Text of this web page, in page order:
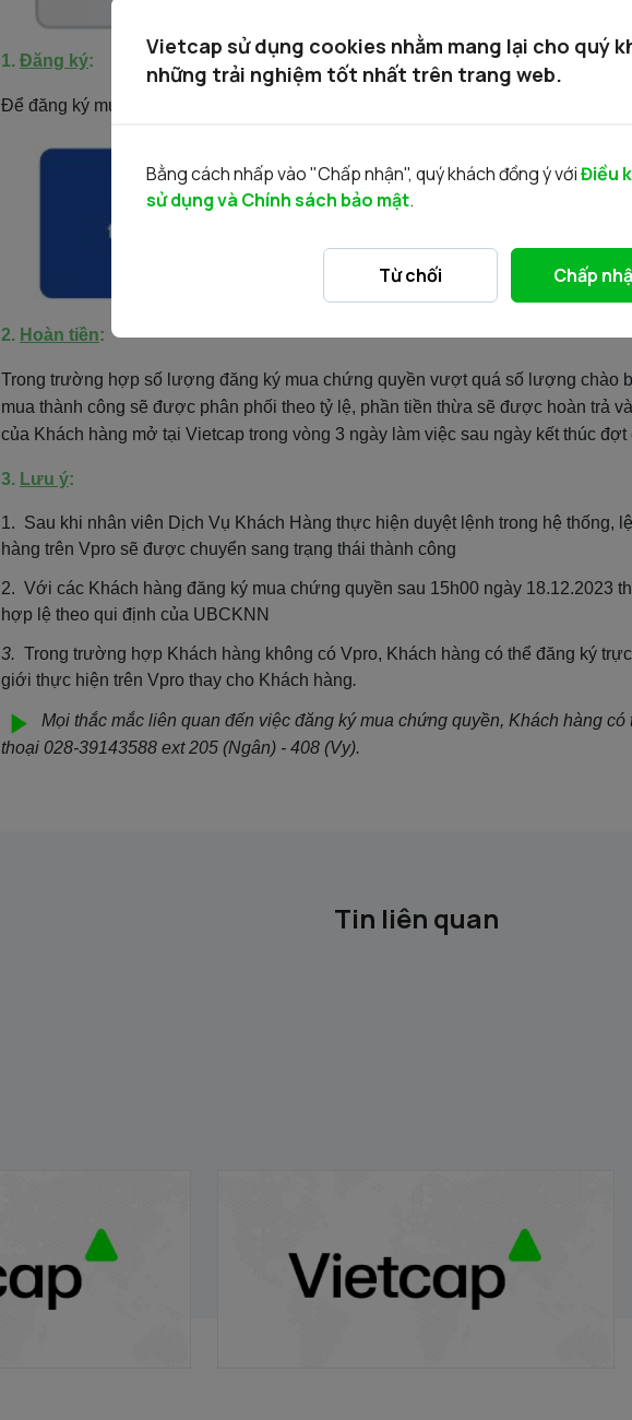
1. Đăng ký:
Ðể đăng ký mua chứng quyền, Khách hàng cần thực hiện các bước sau:
2. Hoàn tiền:
Trong trường hợp số lượng đăng ký mua chứng quyền vượt quá số lượng chào
mua thành công sẽ được phân phối theo tỷ lệ, phần tiền thừa sẽ được hoàn trả
của Khách hàng mở tại Vietcap trong vòng 3 ngày làm việc sau ngày kết thúc đợt
3. Lưu ý:
1. Sau khi nhân viên Dịch Vụ Khách Hàng thực hiện duyệt lệnh trong hệ thống,
hàng trên Vpro sẽ được chuyển sang trạng thái thành công
2. Với các Khách hàng đăng ký mua chứng quyền sau 15h00 ngày 18.12.2023
hợp lệ theo qui định của UBCKNN
3. Trong trường hợp Khách hàng không có Vpro, Khách hàng có thể đăng ký
giới thực hiện trên Vpro thay cho Khách hàng.
Mọi thắc mắc liên quan đến việc đăng ký mua chứng quyền, Khách hàng có
thoại 028-39143588 ext 205 (Ngân) - 408 (Vy).
Tin liên quan
Vietcap sử dụng cookies nhằm mang lại cho quý
những trải nghiệm tốt nhất trên trang web.
Bằng cách nhấp vào "Chấp nhận", quý khách đồng ý vớiĐiều
sử dụng và Chính sách bảo mật.
Từ chối Chấp